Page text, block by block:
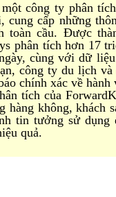
công ty phân
cung cấp những
toàn cầu. Được
phân tích hơn 17
cùng với dữ
công ty du lịch
chính xác về hành
tích của
hàng không, khách
tin tưởng sử dụng
quả.